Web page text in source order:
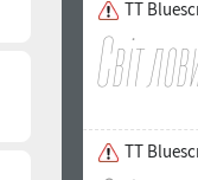
TT
TT